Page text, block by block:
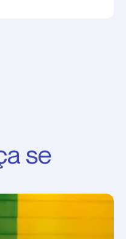
se